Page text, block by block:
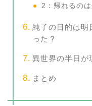
2：帰れるの
純子の目的は明
った？
異世界の半日が
まとめ